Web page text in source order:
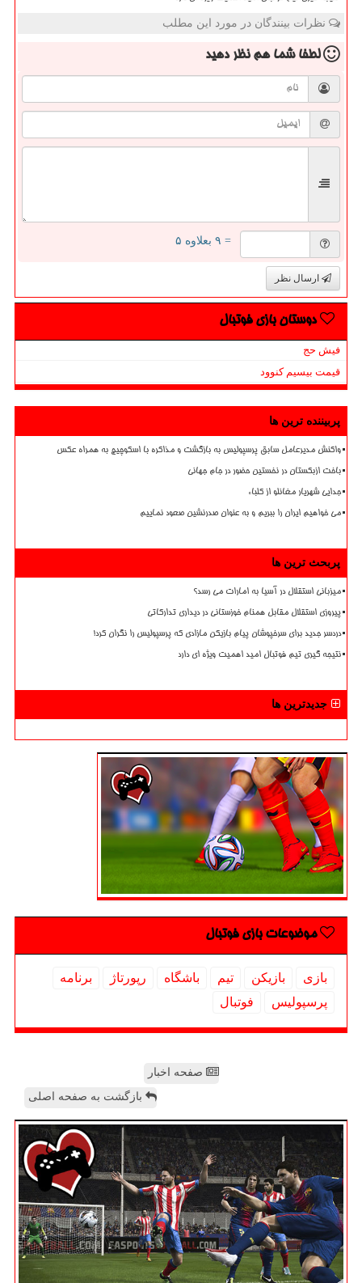
نظرات بینندگان در مورد این مطلب
لطفا شما همنظر دهید
= ۹ بعلاوه ۵
ارسال نظر
دوستان بازی فوتبال
فیش حج
قیمت بیسیم کنوود
پربیننده ترین ها
واکنش مدیرعامل سابق پرسپولیس به بازگشت و مذاکره با اسکوچیچ به همراه عکس
باخت ازبکستان در نخستین حضور در جام جهانی
جدایی شهریار مغانلو از کلباء
می خواهیم ایران را ببریم و به عنوان صدرنشین صعود نماییم
پربحث ترین ها
میزبانی استقلال در آسیا به امارات می رسد؟
پیروزی استقلال مقابل همنام خوزستانی در دیداری تدارکاتی
دردسر جدید برای سرخپوشان پیام بازیکن مازادی که پرسپولیس را نگران کرد!
نتیجه گیری تیم فوتبال امید اهمیت ویژه ای دارد
جدیدترین ها
موضوعات بازی فوتبال
بازی بازیكن تیم باشگاه رپورتاژ
برنامه
پرسپولیس
فوتبال
صفحه اخبار
بازگشت به صفحه اصلی